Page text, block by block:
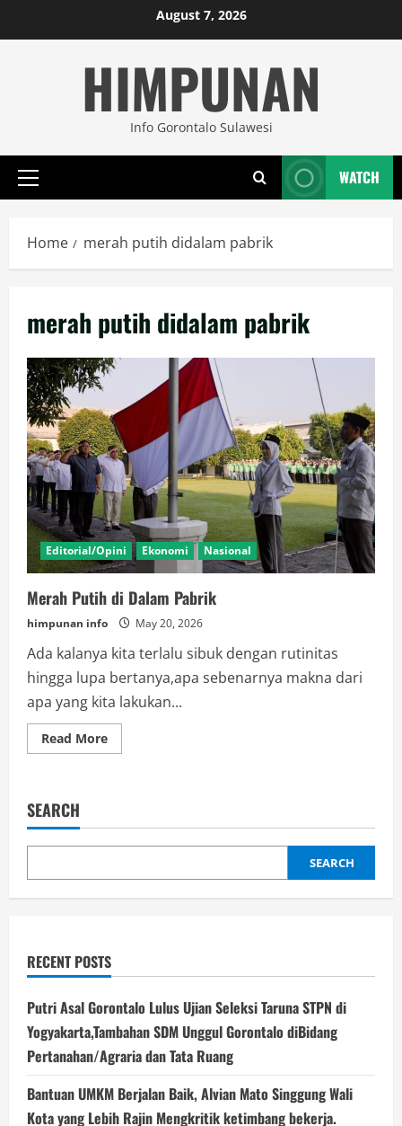
to
August 7, 2026
HIMPUNAN
Info Gorontalo Sulawesi
Primary
WATCH
Home merah putih didalam pabrik
merah putih didalam pabrik
Editorial/Opini Ekonomi Nasional
Merah Putih di Dalam Pabrik
himpunan info May 20, 2026
Ada kalanya kita terlalu sibuk dengan rutinitas
hingga lupa bertanya,apa sebenarnya makna dari
apa yang kita lakukan...
Read MoreRead
more
Pabrik
SEARCH
SEARCH
RECENT POSTS
Putri Asal Gorontalo Lulus Ujian Seleksi Taruna STPN di
Yogyakarta,Tambahan SDM Unggul Gorontalo diBidang
Pertanahan/Agraria dan Tata Ruang
Bantuan UMKM Berjalan Baik, Alvian Mato Singgung Wali
Kota yang Lebih Rajin Mengkritik ketimbang bekerja.